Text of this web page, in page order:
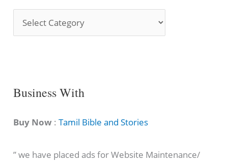
o
C
t
g
Business With
Buy Now :Tamil Bible and Stories
” we have placed ads for Website Maintenance/